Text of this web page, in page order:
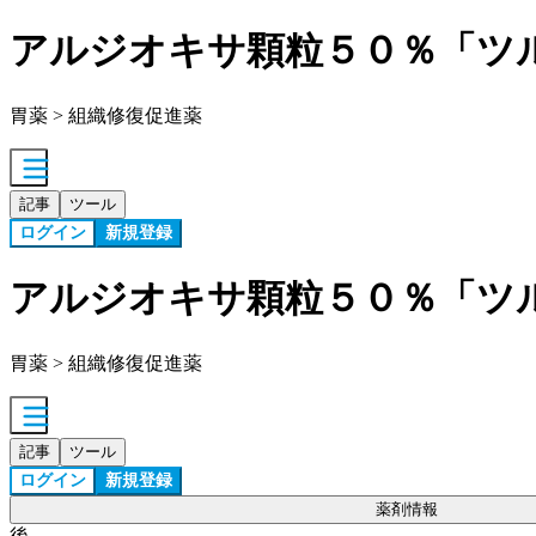
アルジオキサ顆粒５０％「ツ
胃薬 > 組織修復促進薬
記事 ツール
ログイン 新規登録
アルジオキサ顆粒５０％「ツ
胃薬 > 組織修復促進薬
記事 ツール
ログイン 新規登録
薬剤情報